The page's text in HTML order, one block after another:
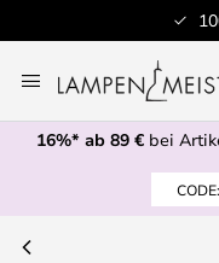
Inhalt
springen
16%* ab 89 € bei
CODE: